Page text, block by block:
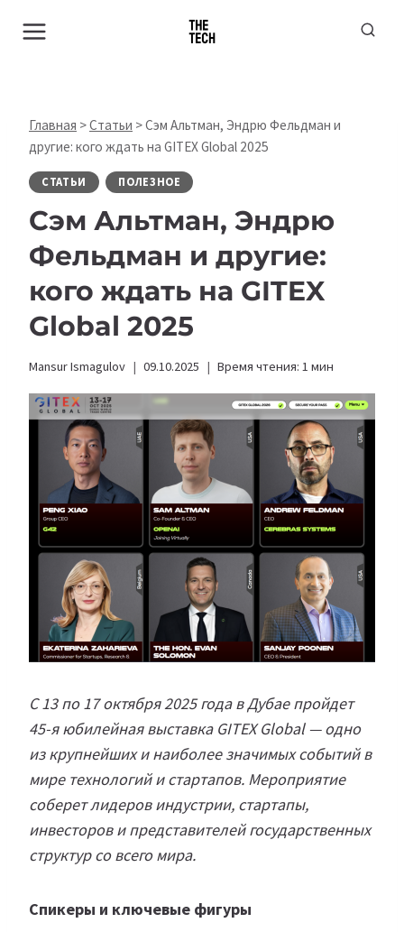
Главная >Статьи >Сэм Альтман, Эндрю Фельдман и
другие: кого ждать на GITEX Global 2025
СТАТЬИ ПОЛЕЗНОЕ
Сэм Альтман, Эндрю
Фельдман и другие:
кого ждать на GITEX
Global 2025
Mansur Ismagulov 09.10.2025 Время чтения: 1 мин
С 13 по 17 октября 2025 года в Дубае пройдет
45-я юбилейная выставка GITEX Global — одно
из крупнейших и наиболее значимых событий в
мире технологий и стартапов. Мероприятие
соберет лидеров индустрии, стартапы,
инвесторов и представителей государственных
структур со всего мира.
Спикеры и ключевые фигуры